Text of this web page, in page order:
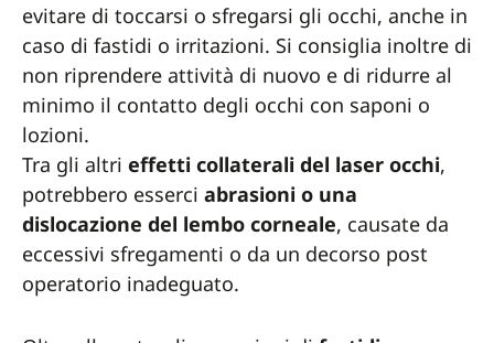
evitare di toccarsi o sfregarsi gli occhi, anche in
caso di fastidi o irritazioni. Si consiglia inoltre di
non riprendere attività di nuovo e di ridurre al
minimo il contatto degli occhi con saponi o
lozioni.
Tra gli altri effetti collaterali del laser occhi,
potrebbero esserci abrasioni o una
dislocazione del lembo corneale, causate da
eccessivi sfregamenti o da un decorso post
operatorio inadeguato.